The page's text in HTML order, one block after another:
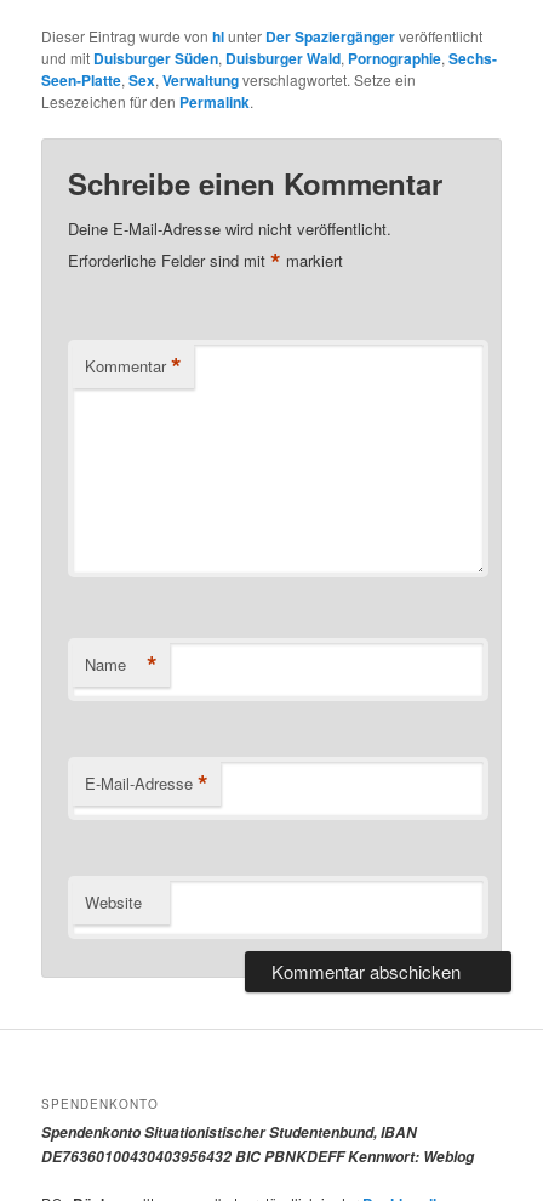
Dieser Eintrag wurde vonhlunter Der Spaziergängerveröffentlicht
und mit Duisburger Süden, Duisburger Wald, Pornographie,Sechs-
Seen-Platte,Sex,Verwaltungverschlagwortet. Setze ein
Lesezeichen für den Permalink.
Schreibe einen Kommentar
Deine E-Mail-Adresse wird nicht veröffentlicht.
Erforderliche Felder sind mit* markiert
Kommentar *
Name *
E-Mail-Adresse *
Website
SPENDENKONTO
Spendenkonto Situationistischer Studentenbund, IBAN
DE76360100430403956432 BIC PBNKDEFF Kennwort: Weblog